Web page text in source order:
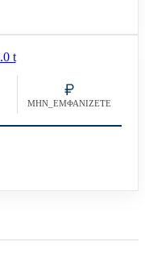
ΜΗΝ_ΕΜΦΑΝΙΖΕΤΕ